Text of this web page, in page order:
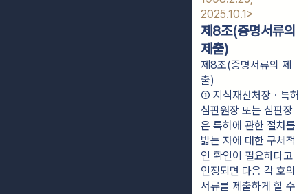
2025.10.1>
제8조(증명서류의
제출)
제8조(증명서류의 제
출)
① 지식재산처장ㆍ특허
심판원장 또는 심판장
은 특허에 관한 절차를
밟는 자에 대한 구체적
인 확인이 필요하다고
인정되면 다음 각 호의
서류를 제출하게 할 수